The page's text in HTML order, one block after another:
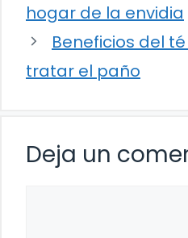
hogar de la envidia
Beneficios del
tratar el paño
Deja un